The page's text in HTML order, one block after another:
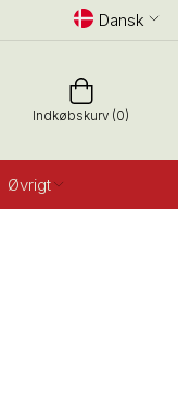
Dansk
Indkøbskurv (0)
Øvrigt